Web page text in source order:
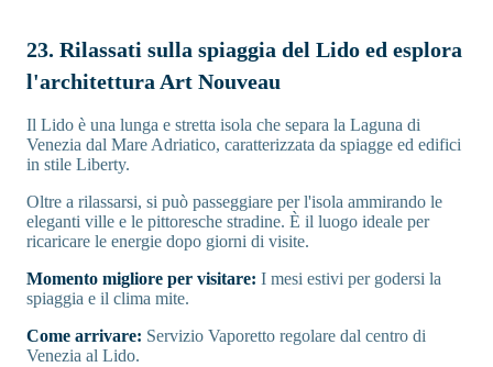
23. Rilassati sulla spiaggia del Lido ed esplora
l'architettura Art Nouveau
Il Lido è una lunga e stretta isola che separa la Laguna di
Venezia dal Mare Adriatico, caratterizzata da spiagge ed edifici
in stile Liberty.
Oltre a rilassarsi, si può passeggiare per l'isola ammirando le
eleganti ville e le pittoresche stradine. È il luogo ideale per
ricaricare le energie dopo giorni di visite.
Momento migliore per visitare: I mesi estivi per godersi la
spiaggia e il clima mite.
Come arrivare: Servizio Vaporetto regolare dal centro di
Venezia al Lido.